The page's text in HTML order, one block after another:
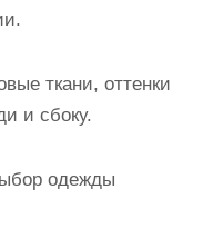
ткани, оттенки
и сбоку.
одежды